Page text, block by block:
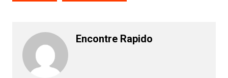
Encontre Rapido